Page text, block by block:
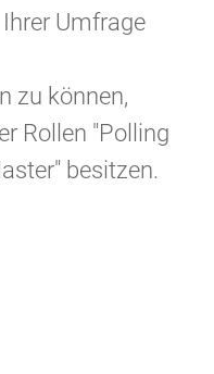
Umfrage
zu können,
Rollen "Polling
besitzen.